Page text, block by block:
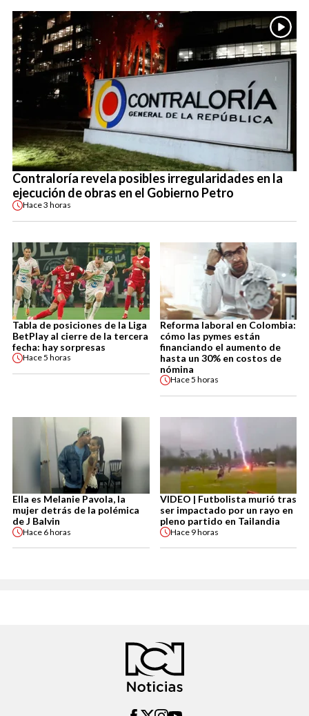
Contraloría revela posibles irregularidades en la
ejecución de obras en el Gobierno Petro
Hace3 horas
Tabla de posiciones de la Liga
BetPlay al cierre de la tercera
fecha: hay sorpresas
Hace5 horas
Reforma laboral en Colombia:
cómo las pymes están
financiando el aumento de
hasta un 30% en costos de
nómina
Hace5 horas
Ella es Melanie Pavola, la
mujer detrás de la polémica
de J Balvin
Hace 6 horas
VIDEO | Futbolista murió tras
ser impactado por un rayo en
pleno partido en Tailandia
Hace 9 horas